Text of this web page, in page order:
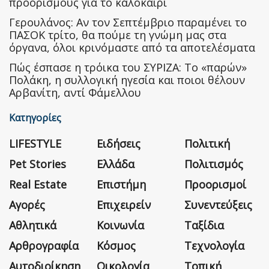
Γερουλάνος: Αν τον Σεπτέμβριο παραμένει το
ΠΑΣΟΚ τρίτο, θα πούμε τη γνώμη μας στα
όργανα, όλοι κρινόμαστε από τα αποτελέσματα
Πώς έσπασε η τρόικα του ΣΥΡΙΖΑ: Το «παρών»
Πολάκη, η συλλογική ηγεσία και ποιοι θέλουν
Αρβανίτη, αντί Φάμελλου
Κατηγορίες
LIFESTYLE
Pet Stories
Real Estate
Αγορές
Αθλητικά
Αρθρογραφία
Αυτοδιοίκηση
Ειδήσεις
Ελλάδα
Επιστήμη
Επιχειρείν
Κοινωνία
Κόσμος
Οικολογία
Πολιτική
Πολιτισμός
Προορισμοί
Συνεντεύξεις
Ταξίδια
Τεχνολογία
Τοπική